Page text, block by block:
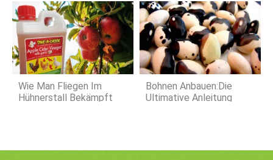
Betriebe Von Precision
Ag Profitieren Können
Wie Man Fliegen Im
Hühnerstall Bekämpft
Bohnen Anbauen:Die
Ultimative Anleitung